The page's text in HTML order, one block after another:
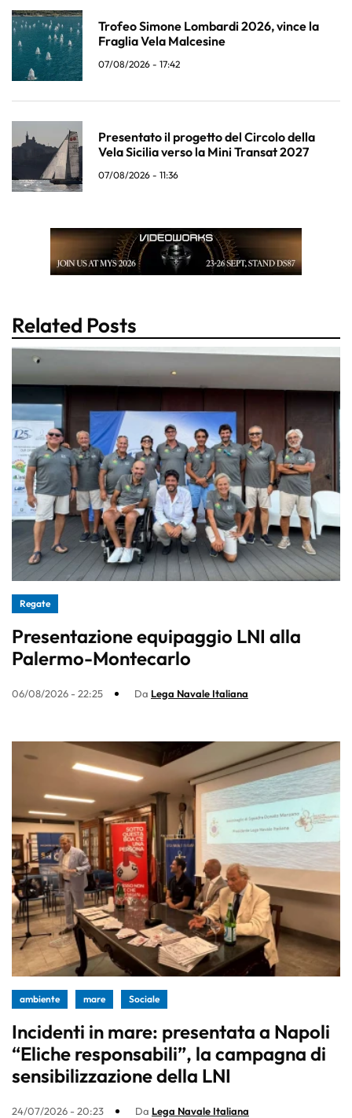
Trofeo Simone Lombardi 2026, vince la
Fraglia Vela Malcesine
07/08/2026 - 17:42
Presentato il progetto del Circolo della
Vela Sicilia verso la Mini Transat 2027
07/08/2026 - 11:36
Related Posts
Regate
Presentazione equipaggio LNI alla
Palermo-Montecarlo
06/08/2026 - 22:25 Da Lega Navale Italiana
ambiente mare Sociale
Incidenti in mare: presentata a Napoli
“Eliche responsabili”, la campagna di
sensibilizzazione della LNI
24/07/2026 - 20:23 Da Lega Navale Italiana